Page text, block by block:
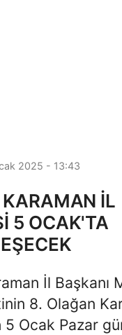
2025 - 13:43
İL
5 OCAK'TA
İl Başkanı
8. Olağan
5 Ocak Pazar